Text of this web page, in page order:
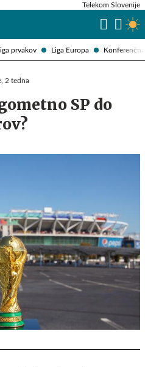
prvakov Liga Europa
Telekom Slovenije
2 tedna
SP do